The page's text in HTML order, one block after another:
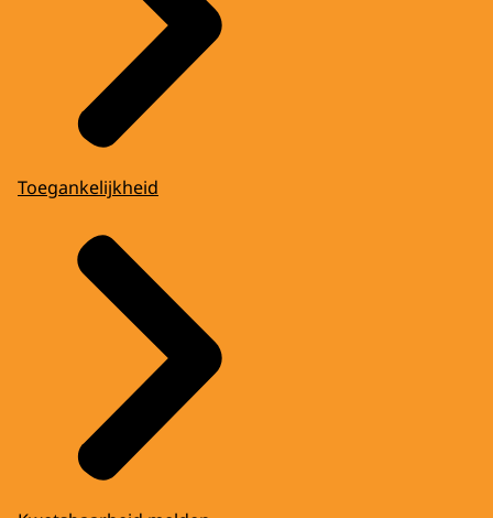
Toegankelijkheid